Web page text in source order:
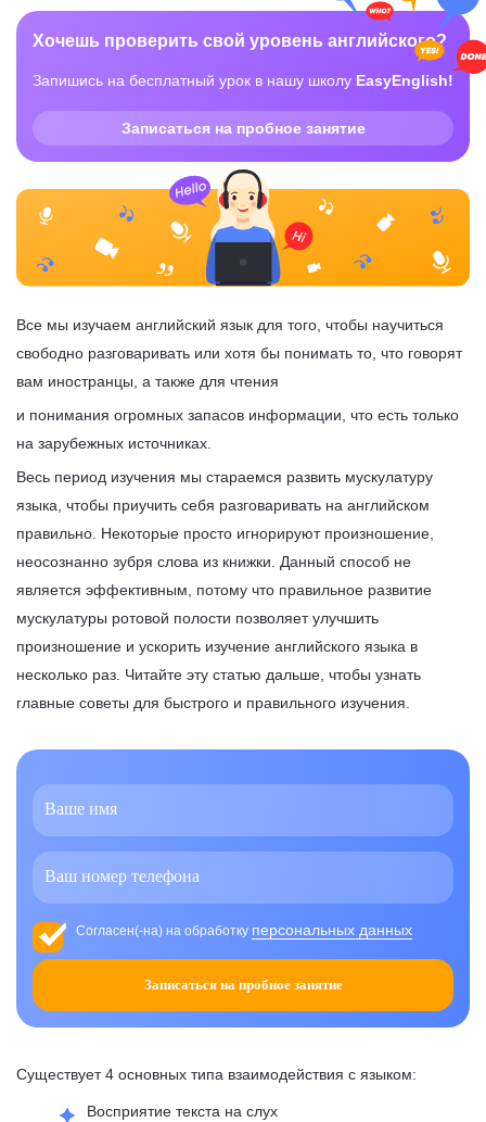
Хочешь проверить свой уровень английского?
Запишись на бесплатный урок в нашу школу EasyEnglish!
Записаться на пробное занятие
Все мы изучаем английский язык для того, чтобы научиться
свободно разговаривать или хотя бы понимать то, что говорят
вам иностранцы, а также для чтения
и понимания огромных запасов информации, что есть только
на зарубежных источниках.
Весь период изучения мы стараемся развить мускулатуру
языка, чтобы приучить себя разговаривать на английском
правильно. Некоторые просто игнорируют произношение,
неосознанно зубря слова из книжки. Данный способ не
является эффективным, потому что правильное развитие
мускулатуры ротовой полости позволяет улучшить
произношение и ускорить изучение английского языка в
несколько раз. Читайте эту статью дальше, чтобы узнать
главные советы для быстрого и правильного изучения.
Согласен(-на) на обработку персональных данных
Записаться на пробное занятие
Существует 4 основных типа взаимодействия с языком:
Восприятие текста на слух